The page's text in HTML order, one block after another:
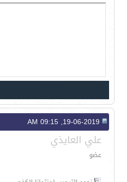
علي العايذي
عضو